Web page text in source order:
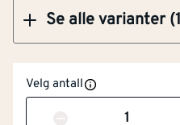
Se alle varianter
Velg antall
Antall
Maskinvaskbar
henhold til EN 11612